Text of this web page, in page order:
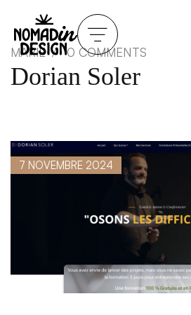
MARIE 0 COMMENTS
Dorian Soler
7 NOVEMBRE 2024